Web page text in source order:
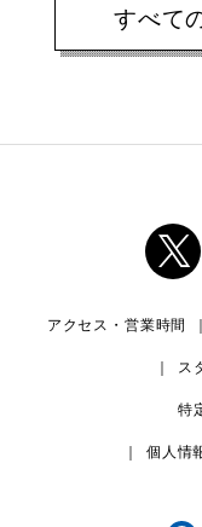
すべて
アクセス・営業時間
ス
特
個人情